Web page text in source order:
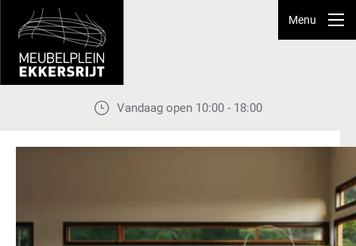
Menu
Vandaag open 10:00 - 18:00